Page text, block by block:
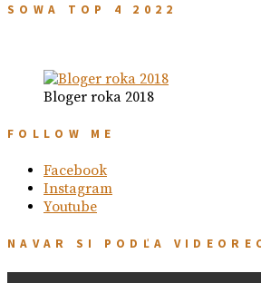
SOWA TOP 4 2022
Bloger roka 2018
FOLLOW ME
Facebook
Instagram
Youtube
NAVAR SI PODĽA